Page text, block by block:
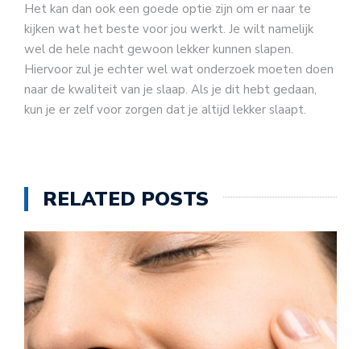
Het kan dan ook een goede optie zijn om er naar te
kijken wat het beste voor jou werkt. Je wilt namelijk
wel de hele nacht gewoon lekker kunnen slapen.
Hiervoor zul je echter wel wat onderzoek moeten doen
naar de kwaliteit van je slaap. Als je dit hebt gedaan,
kun je er zelf voor zorgen dat je altijd lekker slaapt.
RELATED POSTS